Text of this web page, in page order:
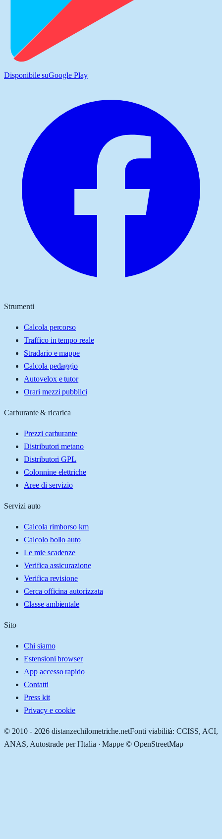
Disponibile suGoogle Play
Strumenti
Calcola percorso
Traffico in tempo reale
Stradario e mappe
Calcola pedaggio
Autovelox e tutor
Orari mezzi pubblici
Carburante & ricarica
Prezzi carburante
Distributori metano
Distributori GPL
Colonnine elettriche
Aree di servizio
Servizi auto
Calcola rimborso km
Calcolo bollo auto
Le mie scadenze
Verifica assicurazione
Verifica revisione
Cerca officina autorizzata
Classe ambientale
Sito
Chi siamo
Estensioni browser
App accesso rapido
Contatti
Press kit
Privacy e cookie
© 2010 - 2026 distanzechilometriche.netFonti viabilità: CCISS, ACI,
ANAS, Autostrade per l'Italia · Mappe © OpenStreetMap